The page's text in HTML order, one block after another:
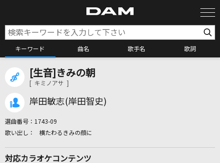
キーワード 曲名 歌手名 歌詞
カラオケ検索
カラオケ店舗検索
[生音]きみの朝
[ キミノアサ ]
岸田敏志(岸田智史)
選曲番号： 1743-09
横たわるきみの顔に
対応カラオケコンテンツ